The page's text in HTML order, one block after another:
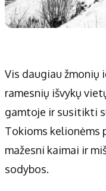
Alytaus miesto
Marijampolės
Redakcija
Apie mus
Autoriai
Kontaktai
Privatumo politika
Redakcijos politika
Vis daugiau žmonių
ramesnių išvykų
gamtoje ir susitikti
Tokioms kelionėms
mažesni kaimai ir
sodybos.